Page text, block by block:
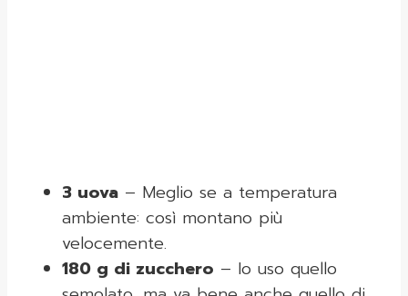
3 uova – Meglio se a temperatura
ambiente: così montano più
velocemente.
180 g di zucchero – Io uso quello